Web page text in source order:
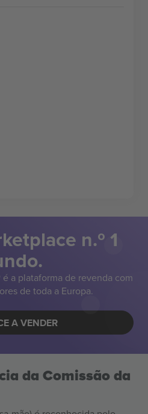
n.º 1
é a plataforma de revenda com
de toda a Europa.
A VENDER
da Comissão da